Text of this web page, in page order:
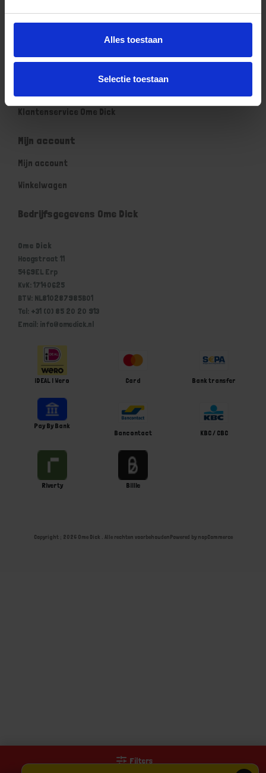
Alles toestaan
Selectie toestaan
Filters
Retouren & Garantie Ome Dick
Privacyverklaring Ome Dick
Contact
Klantenservice Ome Dick
Mijn account
Mijn account
Winkelwagen
Bedrijfsgegevens Ome Dick
Ome Dick
Hoogstraat 11
5469EL Erp
KvK: 17140625
BTW: NL810287985B01
Tel: +31 (0) 85 20 20 913
Email: info@omedick.nl
iDEAL | Wero Card Bank transfer
Pay By Bank
Bancontact
KBC / CBC
Riverty Billie
Copyright ; 2026 Ome Dick . Alle rechten voorbehoudenPowered by nopCommerce